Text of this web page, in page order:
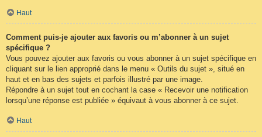
Haut
Comment puis-je ajouter aux favoris ou m’abonner à un sujet
spécifique ?
Vous pouvez ajouter aux favoris ou vous abonner à un sujet spécifique en
cliquant sur le lien approprié dans le menu « Outils du sujet », situé en
haut et en bas des sujets et parfois illustré par une image.
Répondre à un sujet tout en cochant la case « Recevoir une notification
lorsqu’une réponse est publiée » équivaut à vous abonner à ce sujet.
Haut